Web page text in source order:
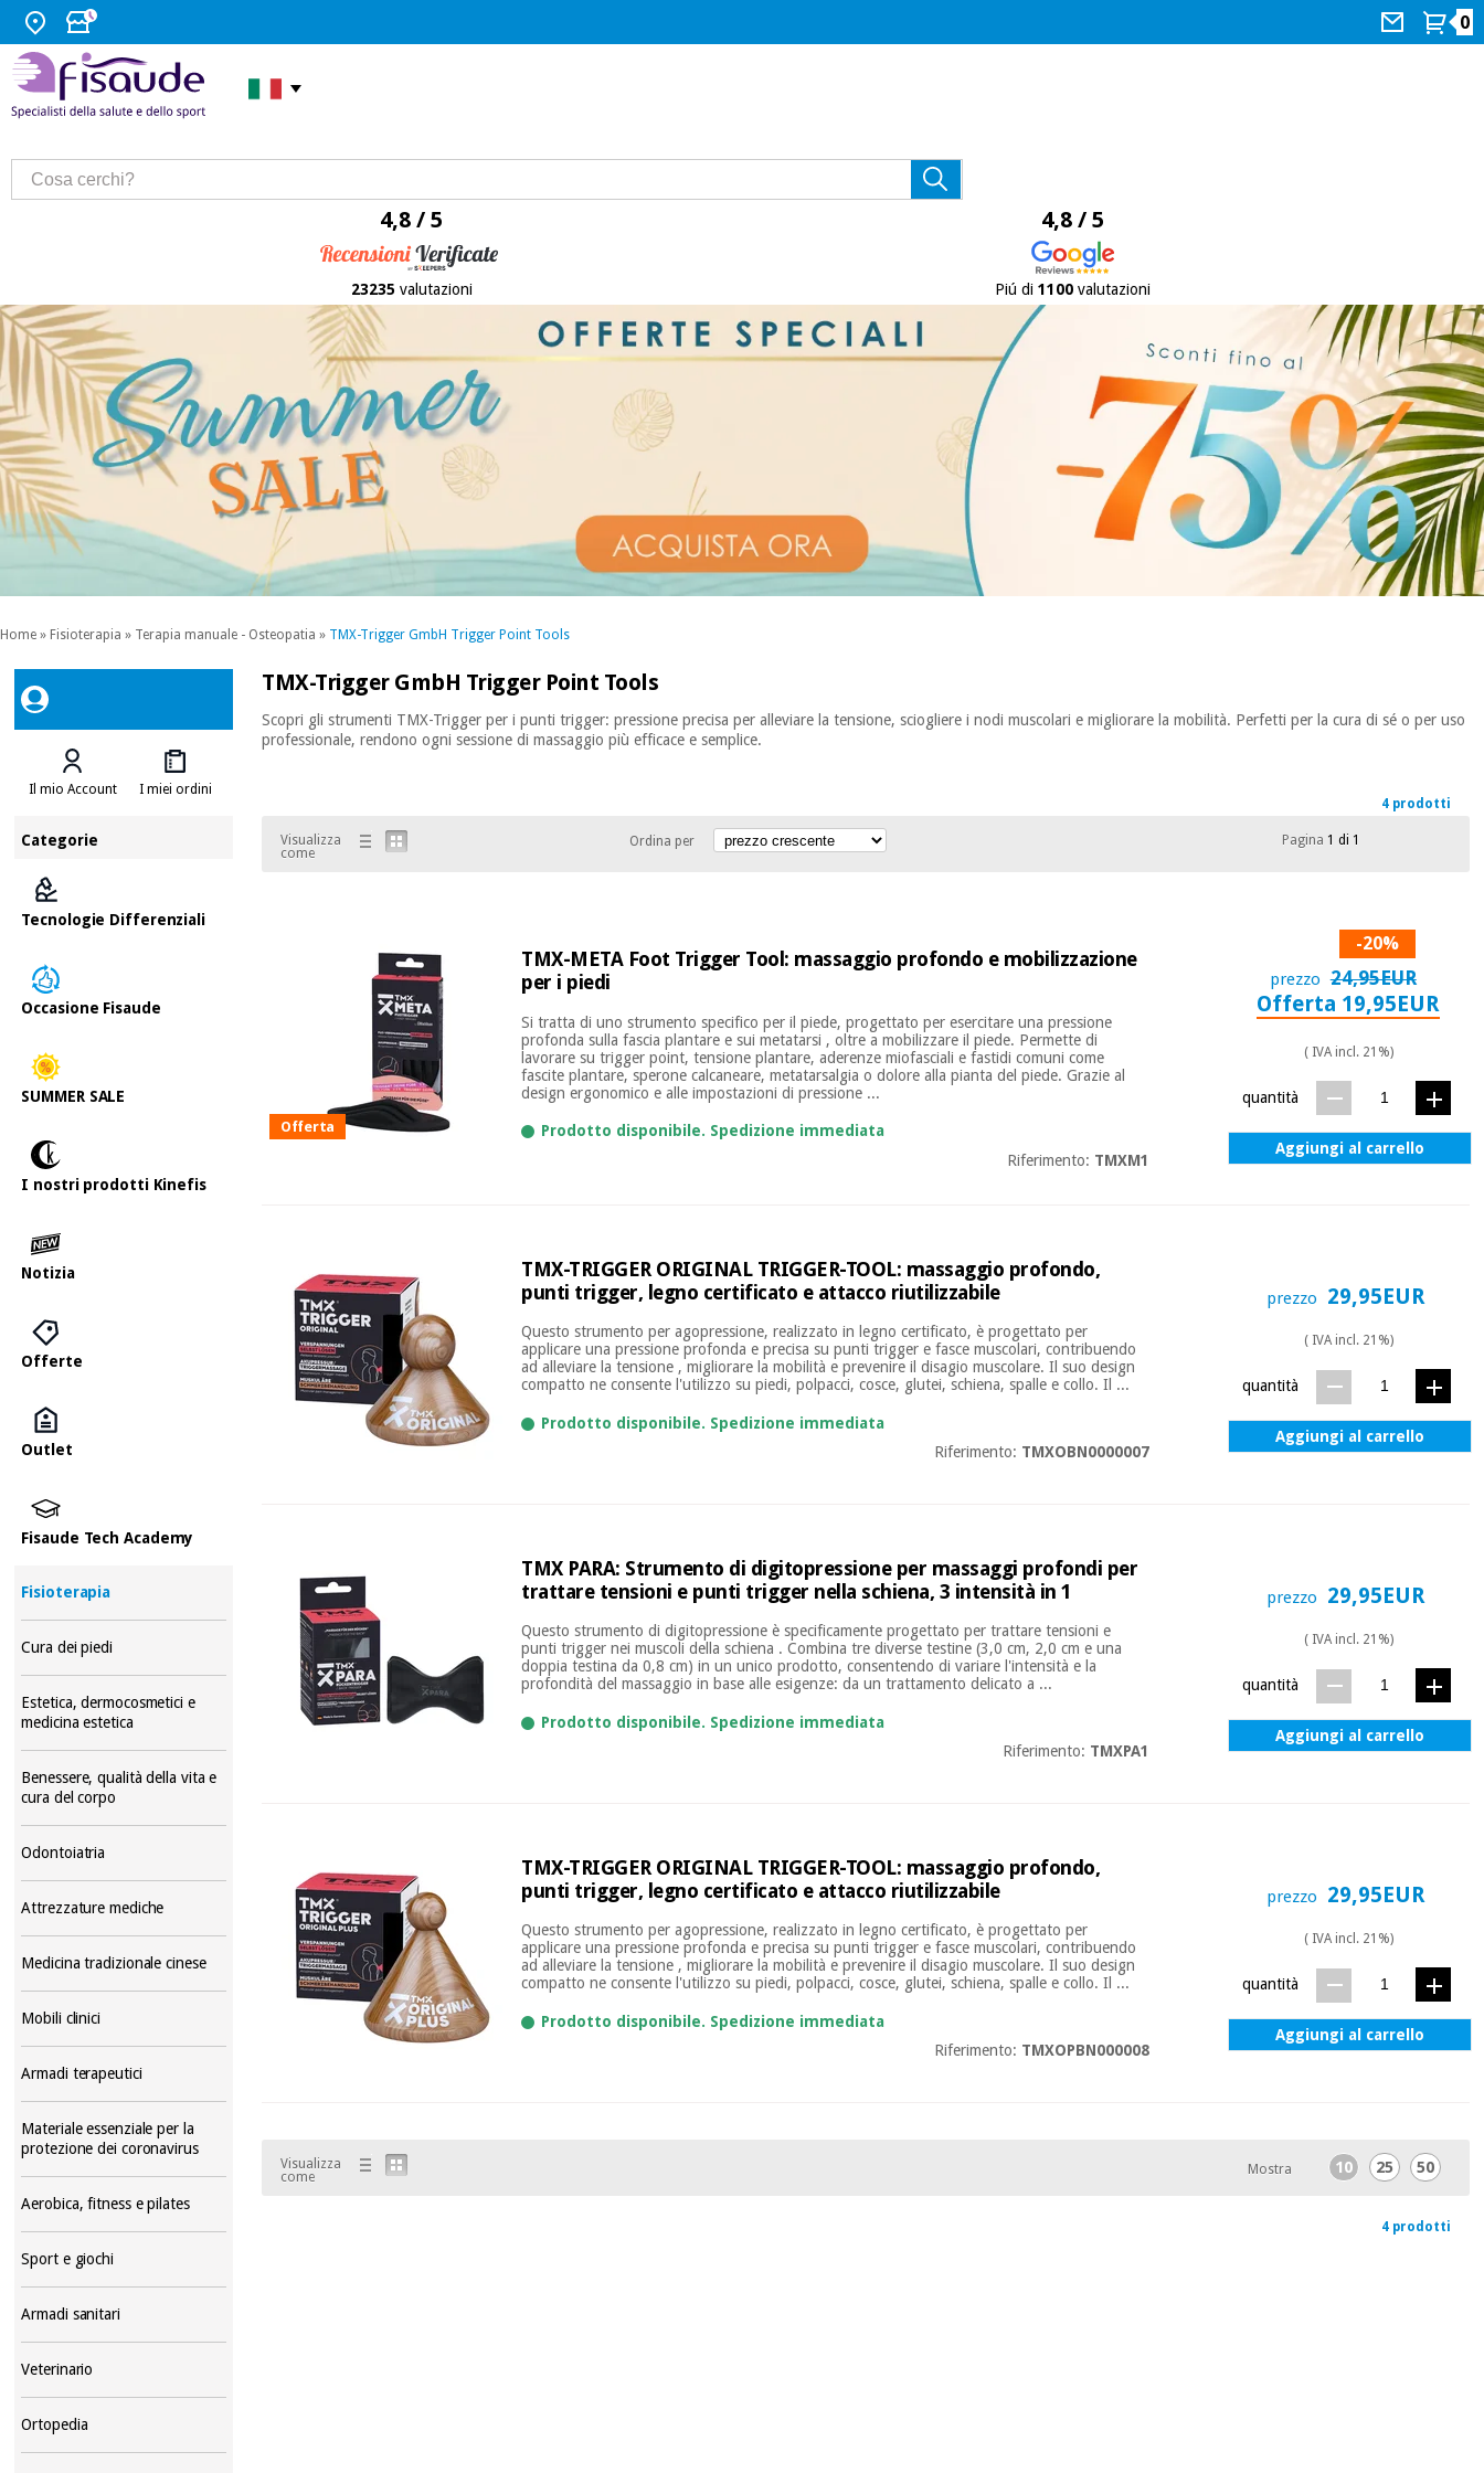
0
4,8 / 5
23235 valutazioni
4,8 / 5
Piú di 1100valutazioni
Home » Fisioterapia » Terapia manuale - Osteopatia » TMX-Trigger GmbH Trigger Point Tools
Il mio Account I miei ordini
Categorie
Tecnologie Differenziali
Occasione Fisaude
SUMMER SALE
I nostri prodotti Kinefis
Notizia
Offerte
Outlet
Fisaude Tech Academy
Fisioterapia
Cura dei piedi
Estetica, dermocosmetici e
medicina estetica
Benessere, qualità della vita e
cura del corpo
Odontoiatria
Attrezzature mediche
Medicina tradizionale cinese
Mobili clinici
Armadi terapeutici
Materiale essenziale per la
protezione dei coronavirus
Aerobica, fitness e pilates
Sport e giochi
Armadi sanitari
Veterinario
Ortopedia
TMX-Trigger GmbH Trigger Point Tools
Scopri gli strumenti TMX-Trigger per i punti trigger: pressione precisa per alleviare la tensione, sciogliere i nodi muscolari e migliorare la mobilità. Perfetti per la cura di sé o per uso
professionale, rendono ogni sessione di massaggio più efficace e semplice.
4 prodotti
Visualizza
come
Ordina per Pagina 1 di 1
Offerta
TMX-META Foot Trigger Tool: massaggio profondo e mobilizzazione
per i piedi
Si tratta di uno strumento specifico per il piede, progettato per esercitare una pressione
profonda sulla fascia plantare e sui metatarsi , oltre a mobilizzare il piede. Permette di
lavorare su trigger point, tensione plantare, aderenze miofasciali e fastidi comuni come
fascite plantare, sperone calcaneare, metatarsalgia o dolore alla pianta del piede. Grazie al
design ergonomico e alle impostazioni di pressione ...
Prodotto disponibile. Spedizione immediata
Riferimento: TMXM1
-20%
prezzo 24,95EUR
Offerta 19,95EUR
( IVA incl. 21%)
quantità
Aggiungi al carrello
TMX-TRIGGER ORIGINAL TRIGGER-TOOL: massaggio profondo,
punti trigger, legno certificato e attacco riutilizzabile
Questo strumento per agopressione, realizzato in legno certificato, è progettato per
applicare una pressione profonda e precisa su punti trigger e fasce muscolari, contribuendo
ad alleviare la tensione , migliorare la mobilità e prevenire il disagio muscolare. Il suo design
compatto ne consente l'utilizzo su piedi, polpacci, cosce, glutei, schiena, spalle e collo. Il ...
Prodotto disponibile. Spedizione immediata
Riferimento: TMXOBN0000007
prezzo 29,95EUR
( IVA incl. 21%)
quantità
Aggiungi al carrello
TMX PARA: Strumento di digitopressione per massaggi profondi per
trattare tensioni e punti trigger nella schiena, 3 intensità in 1
Questo strumento di digitopressione è specificamente progettato per trattare tensioni e
punti trigger nei muscoli della schiena . Combina tre diverse testine (3,0 cm, 2,0 cm e una
doppia testina da 0,8 cm) in un unico prodotto, consentendo di variare l'intensità e la
profondità del massaggio in base alle esigenze: da un trattamento delicato a ...
Prodotto disponibile. Spedizione immediata
Riferimento: TMXPA1
prezzo 29,95EUR
( IVA incl. 21%)
quantità
Aggiungi al carrello
TMX-TRIGGER ORIGINAL TRIGGER-TOOL: massaggio profondo,
punti trigger, legno certificato e attacco riutilizzabile
Questo strumento per agopressione, realizzato in legno certificato, è progettato per
applicare una pressione profonda e precisa su punti trigger e fasce muscolari, contribuendo
ad alleviare la tensione , migliorare la mobilità e prevenire il disagio muscolare. Il suo design
compatto ne consente l'utilizzo su piedi, polpacci, cosce, glutei, schiena, spalle e collo. Il ...
Prodotto disponibile. Spedizione immediata
Riferimento: TMXOPBN000008
prezzo 29,95EUR
( IVA incl. 21%)
quantità
Aggiungi al carrello
Visualizza
come
Mostra 10 25 50
4 prodotti